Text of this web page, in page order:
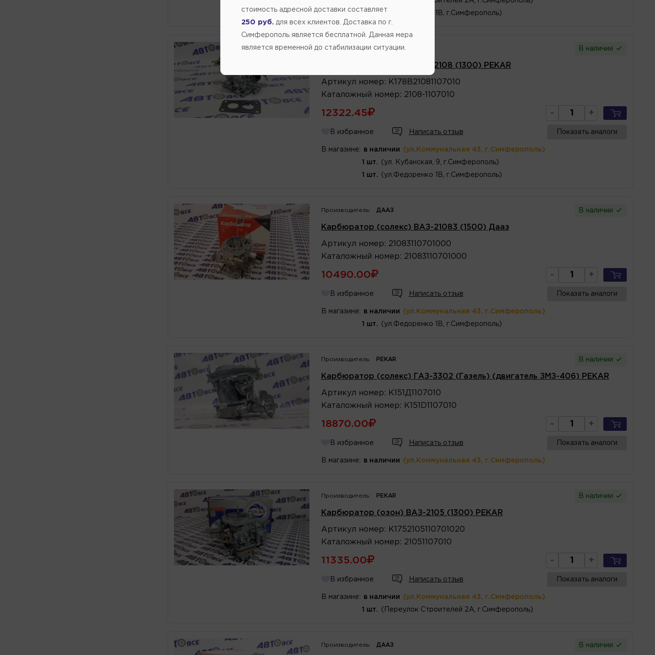
1 шт.(ул.Федоренко 1В, г.Симферополь)
Производитель: PEKAR В наличии
Карбюратор (солекс) ВАЗ-2108 (1300) PEKAR
Артикул номер : К178В21081107010
Каталожный номер : 2108-1107010
12322.45 - +
В избранное Написать отзыв Показать аналоги
В магазине: в наличии (ул.Коммунальная 43, г.Симферополь)
1 шт. (ул. Кубанская, 9, г.Симферополь)
1 шт. (ул.Федоренко 1В, г.Симферополь)
Производитель: ДААЗ В наличии
Карбюратор (солекс) ВАЗ-21083 (1500) Дааз
Артикул номер : 21083110701000
Каталожный номер : 21083110701000
10490.00 - +
В избранное Написать отзыв Показать аналоги
В магазине: в наличии (ул.Коммунальная 43, г.Симферополь)
1 шт. (ул.Федоренко 1В, г.Симферополь)
Производитель: PEKAR В наличии
Карбюратор (солекс) ГАЗ-3302 (Газель) (двигатель ЗМЗ-406) PEKAR
Артикул номер : К151Д1107010
Каталожный номер : K151D1107010
18870.00 - +
В избранное Написать отзыв Показать аналоги
В магазине: в наличии (ул.Коммунальная 43, г.Симферополь)
Производитель: PEKAR В наличии
Карбюратор (озон) ВАЗ-2105 (1300) PEKAR
Артикул номер : К1752105110701020
Каталожный номер : 21051107010
11335.00 - +
В избранное Написать отзыв Показать аналоги
В магазине: в наличии (ул.Коммунальная 43, г.Симферополь)
1 шт. (Переулок Строителей 2А, г.Симферополь)
Производитель: ДААЗ В наличии
стоимость адресной доставки составляет
250 руб. для всех клиентов. Доставка по г.
Симферополь является бесплатной. Данная мера
является временной до стабилизации ситуации.